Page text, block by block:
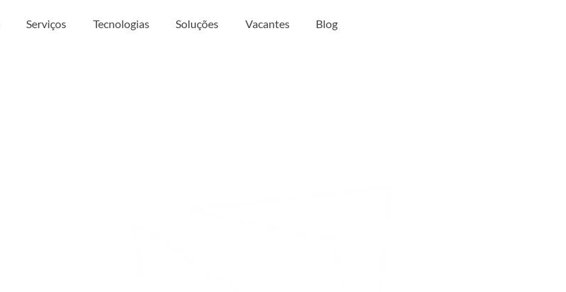
Serviços Tecnologias Soluções Vacantes Blog